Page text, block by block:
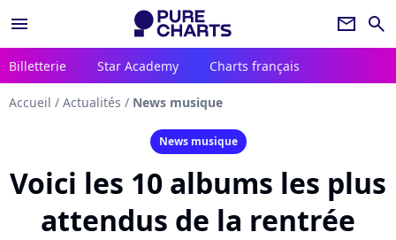
menu newsletter search
Billetterie Star Academy Charts français
Accueil / Actualités / News musique
News musique
Voici les 10 albums les plus
attendus de la rentrée